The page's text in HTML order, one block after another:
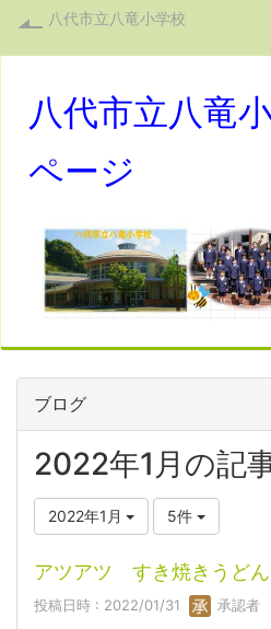
八代市立八竜小学校
八代市立八竜
ページ
ブログ
2022年1月の記
2022年1月 5件
アツアツ すき焼きうどん
投稿日時 : 2022/01/31 承認者